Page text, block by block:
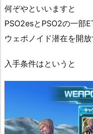
何ぞやといいますと
PSO2esとPSO2の一部
ウェポノイド潜在を開
入手条件はというと